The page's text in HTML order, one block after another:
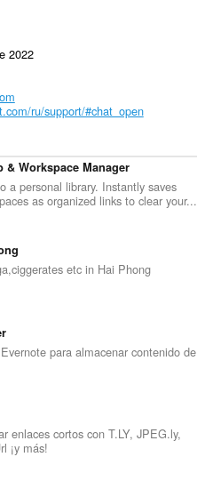
2022
ru/support/#chat_open
& Workspace Manager
a personal library. Instantly saves
as organized links to clear your...
etc in Hai Phong
para almacenar contenido de
enlaces cortos con T.LY, JPEG.ly,
¡y más!